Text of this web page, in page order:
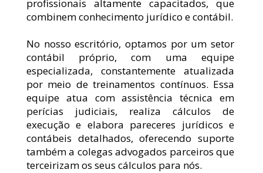
profissionais altamente capacitados, que
combinem conhecimento jurídico e contábil.
No nosso escritório, optamos por um setor
contábil próprio, com uma equipe
especializada, constantemente atualizada
por meio de treinamentos contínuos. Essa
equipe atua com assistência técnica em
perícias judiciais, realiza cálculos de
execução e elabora pareceres jurídicos e
contábeis detalhados, oferecendo suporte
também a colegas advogados parceiros que
terceirizam os seus cálculos para nós.